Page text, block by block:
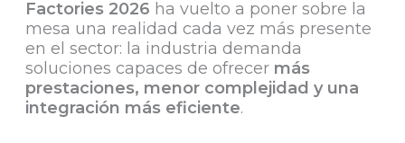
Factories 2026 ha vuelto a poner sobre la
mesa una realidad cada vez más presente
en el sector: la industria demanda
soluciones capaces de ofrecer más
prestaciones, menor complejidad y una
integración más eficiente.